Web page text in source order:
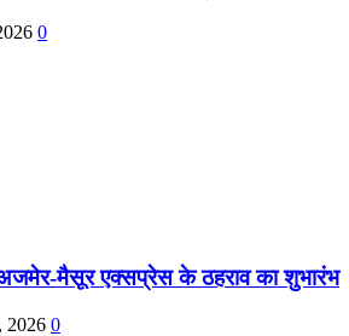
0
मैसूर एक्सप्रेस के ठहराव का शुभारंभ
2026 0